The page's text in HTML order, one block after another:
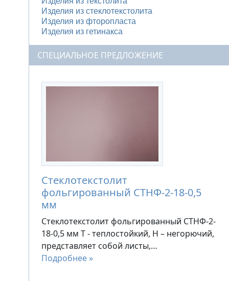
Изделия из стеклотекстолита
Изделия из фторопласта
Изделия из гетинакса
СПЕЦИАЛЬНОЕ ПРЕДЛОЖЕНИЕ
Стеклотекстолит
фольгированный СТНФ-2-18-0,5
мм
Стеклотекстолит фольгированный СТНФ-2-
18-0,5 мм Т - теплостойкий, Н – негорючий,
представляет собой листы,…
Подробнее »